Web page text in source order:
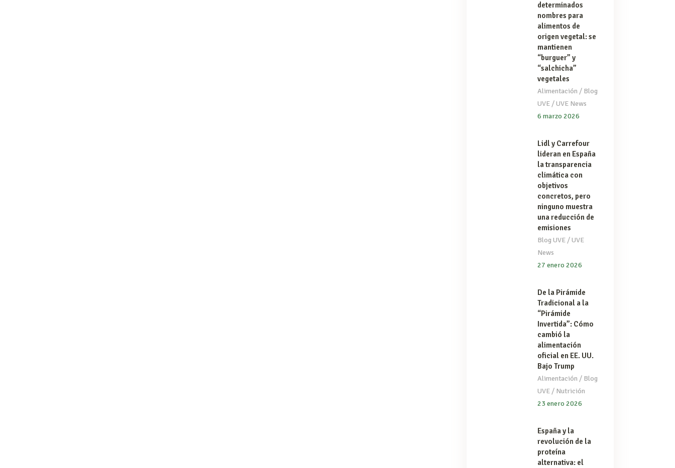
determinados
nombres para
alimentos de
origen vegetal: se
mantienen
“burguer” y
“salchicha”
vegetales
Alimentación / Blog
UVE/UVE News
6 marzo 2026
Lidl y Carrefour
lideran en España
la transparencia
climática con
objetivos
concretos, pero
ninguno muestra
una reducción de
emisiones
Blog UVE/UVE
News
27 enero 2026
De la Pirámide
Tradicional a la
“Pirámide
Invertida”: Cómo
cambió la
alimentación
oficial en EE. UU.
Bajo Trump
Alimentación / Blog
UVE/ Nutrición
23 enero 2026
España y la
revolución de la
proteína
alternativa: el